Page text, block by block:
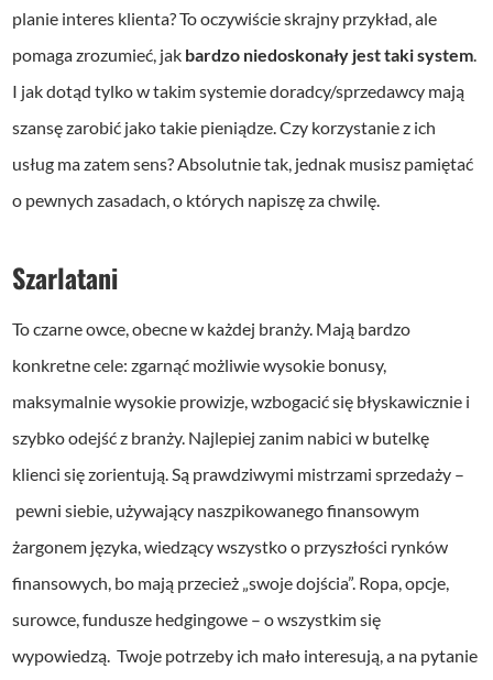
planie interes klienta? To oczywiście skrajny przykład, ale
pomaga zrozumieć, jak bardzo niedoskonały jest taki system.
I jak dotąd tylko w takim systemie doradcy/sprzedawcy mają
szansę zarobić jako takie pieniądze. Czy korzystanie z ich
usług ma zatem sens? Absolutnie tak, jednak musisz pamiętać
o pewnych zasadach, o których napiszę za chwilę.
Szarlatani
To czarne owce, obecne w każdej branży. Mają bardzo
konkretne cele: zgarnąć możliwie wysokie bonusy,
maksymalnie wysokie prowizje, wzbogacić się błyskawicznie i
szybko odejść z branży. Najlepiej zanim nabici w butelkę
klienci się zorientują. Są prawdziwymi mistrzami sprzedaży –
pewni siebie, używający naszpikowanego finansowym
żargonem języka, wiedzący wszystko o przyszłości rynków
finansowych, bo mają przecież „swoje dojścia”. Ropa, opcje,
surowce, fundusze hedgingowe – o wszystkim się
wypowiedzą. Twoje potrzeby ich mało interesują, a na pytanie